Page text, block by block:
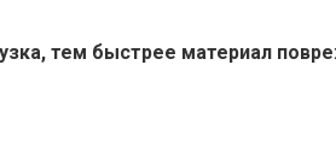
тем быстрее материал